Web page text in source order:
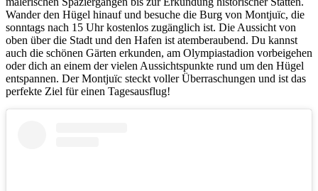
Wander den Hügel hinauf und besuche die Burg von Montjuïc, die
sonntags nach 15 Uhr kostenlos zugänglich ist. Die Aussicht von
oben über die Stadt und den Hafen ist atemberaubend. Du kannst
auch die schönen Gärten erkunden, am Olympiastadion vorbeigehen
oder dich an einem der vielen Aussichtspunkte rund um den Hügel
entspannen. Der Montjuïc steckt voller Überraschungen und ist das
perfekte Ziel für einen Tagesausflug!